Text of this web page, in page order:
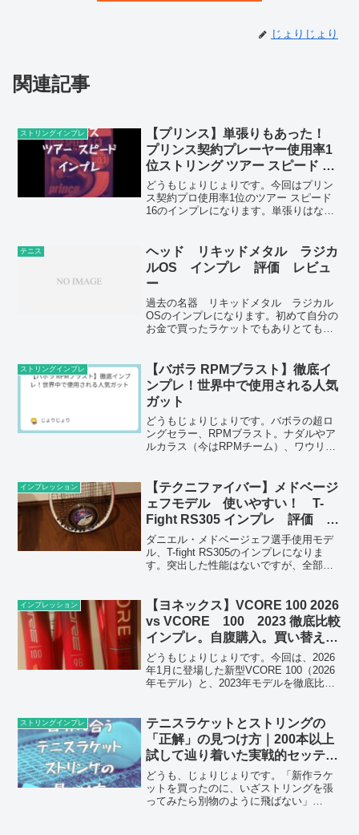
じょりじょり
関連記事
ストリングインプレ
【プリンス】単張りもあった！
プリンス契約プレーヤー使用率1
位ストリング ツアー スピード イ
ンプレ レビュー
どうもじょりじょりです。今回はプリン
ス契約プロ使用率1位のツアー スピード
16のインプレになります。単張りはない
た。最初は疑心暗鬼になってました笑え
っこれ大丈夫、中身違...
テニス
ヘッド リキッドメタル ラジカ
ルOS インプレ 評価 レビュ
ー
過去の名器 リキッドメタル ラジカル
OSのインプレになります。初めて自分の
お金で買ったラケットでもありとても気
ストリングインプレ
【バボラ RPMブラスト】徹底イ
ンプレ！世界中で使用される人気
ガット
どうもじょりじょりです。バボラの超ロ
ングセラー、RPMブラスト。ナダルやア
ルカラス（今はRPMチーム）、ワウリン
名作です。今回は、このRPMブラストを
徹底インプレ。2か...
インプレッション
【テクニファイバー】メドベージ
ェフモデル 使いやすい！ T-
Fight RS305 インプレ 評価 評
判 レビュー
ダニエル・メドベージェフ選手使用モデ
ル、T-fight RS305のインプレになりま
す。突出した性能はないですが、全部の
インプレッション
【ヨネックス】VCORE 100 2026
vs VCORE 100 2023 徹底比較
インプレ。自腹購入。買い替える
価値はあるか？
どうもじょりじょりです。今回は、2026
年1月に登場した新型VCORE 100（2026
年モデル）と、2023年モデルを徹底比較
えて比較しました。VCORE 100とい...
ストリングインプレ
テニスラケットとストリングの
「正解」の見つけ方｜200本以上
試して辿り着いた実戦的セッティ
ング論
どうも、じょりじょりです。「新作ラケ
ットを買ったのに、いざストリングを張
ってみたら別物のように飛ばない」